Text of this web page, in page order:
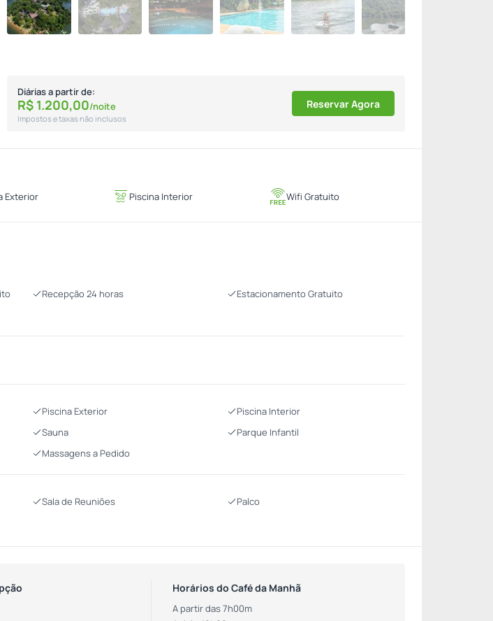
Diárias a partir de:
R$ 1.200,00/noite
Impostos e taxas não inclusos
Reservar Agora
Exterior Piscina Interior Wifi Gratuito
Recepção 24 horas
Estacionamento Gratuito
Piscina Exterior
Piscina Interior
Sauna
Parque Infantil
Massagens a Pedido
Sala de Reuniões
Palco
Horários do Café da Manhã
A partir das 7h00m